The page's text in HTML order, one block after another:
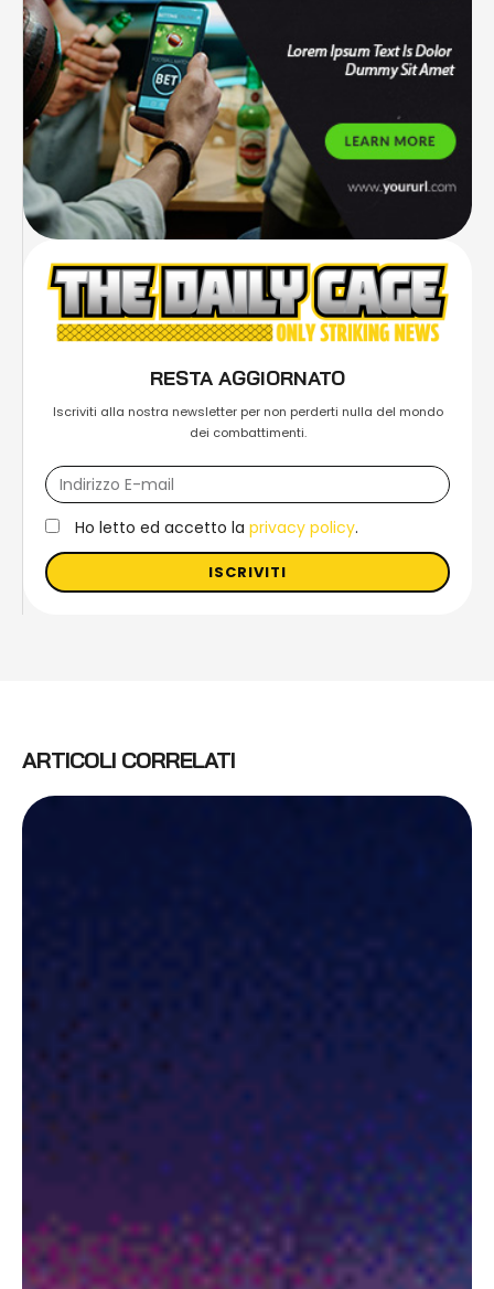
RESTA AGGIORNATO
Iscriviti alla nostra newsletter per non perderti nulla del mondo
dei combattimenti.
Ho letto ed accetto la privacy policy.
ISCRIVITI
ARTICOLI CORRELATI